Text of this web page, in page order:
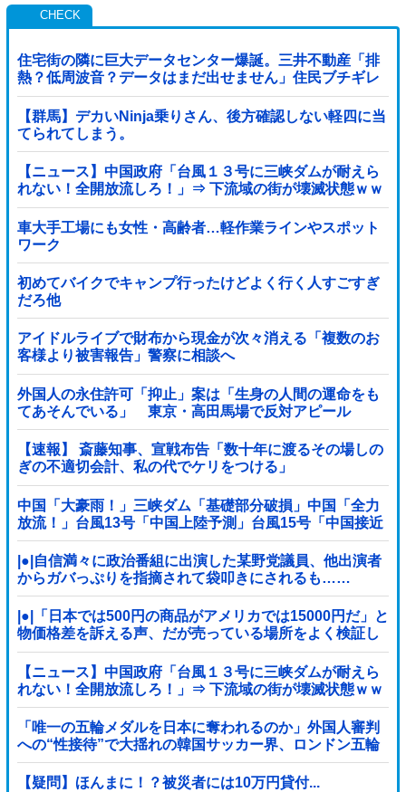
住宅街の隣に巨大データセンター爆誕。三井不動産「排
熱？低周波音？データはまだ出せません」住民ブチギレ
【群馬】デカいNinja乗りさん、後方確認しない軽四に当
てられてしまう。
【ニュース】中国政府「台風１３号に三峡ダムが耐えら
れない！全開放流しろ！」⇒ 下流域の街が壊滅状態ｗｗ
ｗｗｗ
車大手工場にも女性・高齢者…軽作業ラインやスポット
ワーク
初めてバイクでキャンプ行ったけどよく行く人すごすぎ
だろ他
アイドルライブで財布から現金が次々消える「複数のお
客様より被害報告」警察に相談へ
外国人の永住許可「抑止」案は「生身の人間の運命をも
てあそんでいる」 東京・高田馬場で反対アピール
【速報】 斎藤知事、宣戦布告「数十年に渡るその場しの
ぎの不適切会計、私の代でケリをつける」
中国「大豪雨！」三峡ダム「基礎部分破損」中国「全力
放流！」台風13号「中国上陸予測」台風15号「中国接近
（画像」中国「台風同時上陸！（穀物生産が壊滅危機」
→
|●|自信満々に政治番組に出演した某野党議員、他出演者
からガバっぷりを指摘されて袋叩きにされるも……
|●|「日本では500円の商品がアメリカでは15000円だ」と
物価格差を訴える声、だが売っている場所をよく検証し
てみると……
【ニュース】中国政府「台風１３号に三峡ダムが耐えら
れない！全開放流しろ！」⇒ 下流域の街が壊滅状態ｗｗ
ｗｗｗ
「唯一の五輪メダルを日本に奪われるのか」外国人審判
への“性接待”で大揺れの韓国サッカー界、ロンドン五輪
メダル剝奪の可能性に戦々恐々「前例がない」
【疑問】ほんまに！？被災者には10万円貸付...